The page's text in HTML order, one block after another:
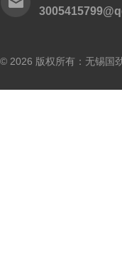
© 2026 版权所有：无锡国